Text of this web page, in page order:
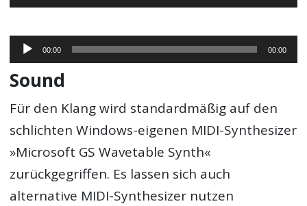
Player
Audio-
Player
00:00 00:00
Sound
Für den Klang wird standardmäßig auf den
schlichten Windows-eigenen MIDI-Synthesizer
»Microsoft GS Wavetable Synth«
zurückgegriffen. Es lassen sich auch
alternative MIDI-Synthesizer nutzen